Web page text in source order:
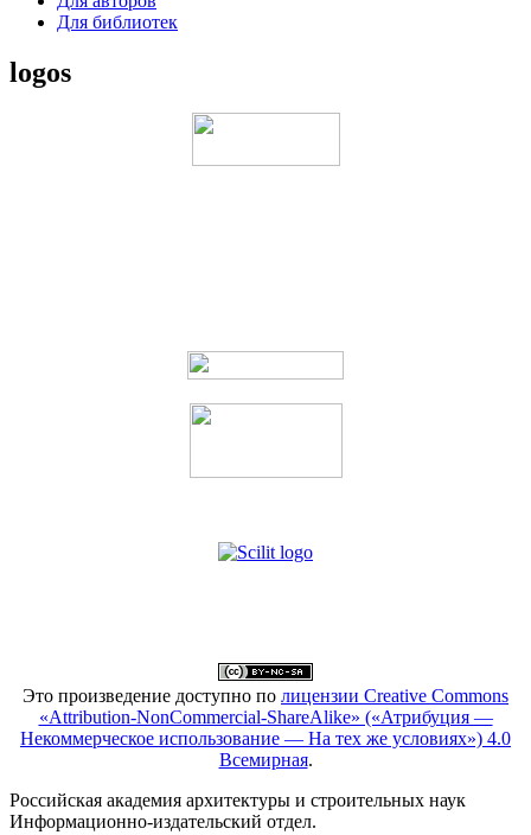
Для библиотек
logos
Это произведение доступно по лицензии Creative Commons
«Attribution-NonCommercial-ShareAlike» («Атрибуция —
Некоммерческое использование — На тех же условиях») 4.0
Всемирная.
Российская академия архитектуры и строительных наук
Информационно-издательский отдел.